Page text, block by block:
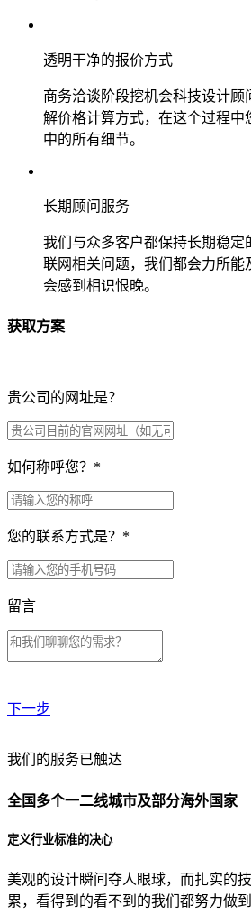
透明干净的报价方式
商务洽谈阶段挖机会科技设计顾
解价格计算方式，在这个过程中
中的所有细节。
长期顾问服务
我们与众多客户都保持长期稳定
联网相关问题，我们都会力所能
会感到相识恨晚。
获取方案
贵公司的网址是？
如何称呼您？ *
您的联系方式是？ *
留言
下一步
贵公司预算范围是？
贵公司的团队规模是？
目前主要的营销渠道是？
我们的服务已触达
全国多个一二线城市及部分海外国家
定义行业标准的决心
美观的设计瞬间夺人眼球，而扎实的
累，看得到的看不到的我们都努力做到